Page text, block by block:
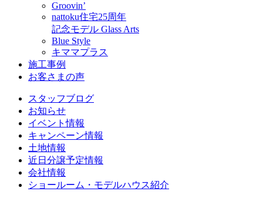
Groovin’
nattoku住宅25周年
記念モデル Glass Arts
Blue Style
キママプラス
施工事例
お客さまの声
スタッフブログ
お知らせ
イベント情報
キャンペーン情報
土地情報
近日分譲予定情報
会社情報
ショールーム・モデルハウス紹介